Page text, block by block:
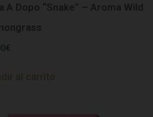
A Dopo “Snake” – Aroma Wild
€